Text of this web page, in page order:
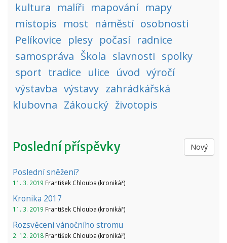
kultura malíři mapování mapy
místopis most náměstí osobnosti
Pelíkovice plesy počasí radnice
samospráva Škola slavnosti spolky
sport tradice ulice úvod výročí
výstavba výstavy zahrádkářská
klubovna Zákoucký životopis
Nový
Poslední příspěvky
Poslední sněžení?
11. 3. 2019 František Chlouba (kronikář)
Kronika 2017
11. 3. 2019 František Chlouba (kronikář)
Rozsvěcení vánočního stromu
2. 12. 2018 František Chlouba (kronikář)